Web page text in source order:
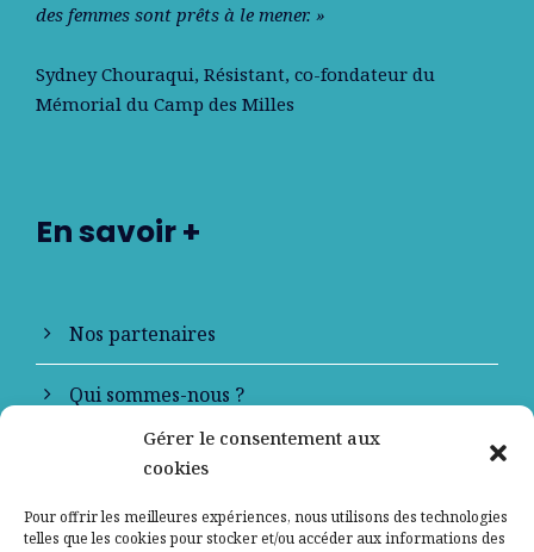
Gérer le consentement aux
cookies
Pour offrir les meilleures expériences, nous utilisons des technologies
telles que les cookies pour stocker et/ou accéder aux informations des
des femmes sont prêts à le mener. »
Sydney Chouraqui, Résistant, co-fondateur du
Mémorial du Camp des Milles
En savoir +
Nos partenaires
Qui sommes-nous ?
Contactez-nous
Mentions légales